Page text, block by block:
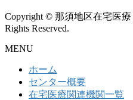
Copyright © 那須地区在宅医
Rights Reserved.
MENU
ホーム
センター概要
在宅医療関連機関一覧